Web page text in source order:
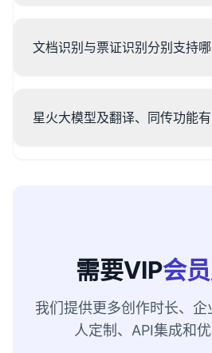
文档识别与票证识别分别支持哪
星火大模型及翻译、同传功能有
需要VIP会员
我们提供更多创作时长、
人定制、API集成和